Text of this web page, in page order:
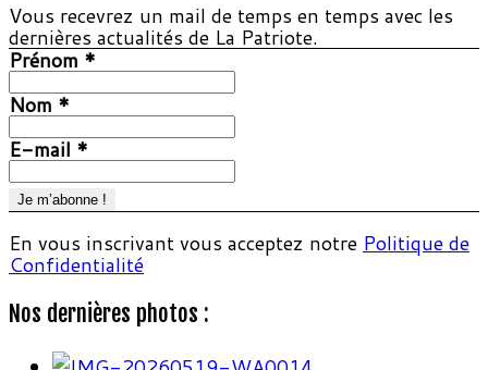
Vous recevrez un mail de temps en temps avec les
dernières actualités de La Patriote.
Prénom *
Nom *
E-mail *
En vous inscrivant vous acceptez notre Politique de
Confidentialité
Nos dernières photos :